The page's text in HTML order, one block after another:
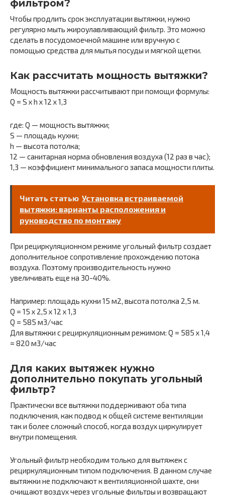
фильтром?
Чтобы продлить срок эксплуатации вытяжки, нужно
регулярно мыть жироулавливающий фильтр. Это можно
сделать в посудомоечной машине или вручную с
помощью средства для мытья посуды и мягкой щетки.
Как рассчитать мощность вытяжки?
Мощность вытяжки рассчитывают при помощи формулы:
Q = S x h x 12 x 1,3
где: Q — мощность вытяжки;
S — площадь кухни;
h — высота потолка;
12 — санитарная норма обновления воздуха (12 раз в час);
1,3 — коэффициент минимального запаса мощности плиты.
Читать статью Установка встраиваемой
вытяжки: варианты расположения и
руководство по монтажу
При рециркуляционном режиме угольный фильтр создает
дополнительное сопротивление прохождению потока
воздуха. Поэтому производительность нужно
увеличивать еще на 30-40%.
Например: площадь кухни 15 м2, высота потолка 2,5 м.
Q = 15 x 2,5 x 12 x 1,3
Q = 585 м3/час
Для вытяжки с рециркуляционным режимом: Q = 585 x 1,4
= 820 м3/час
Для каких вытяжек нужно
дополнительно покупать угольный
фильтр?
Практически все вытяжки поддерживают оба типа
подключения, как подвод к общей системе вентиляции
так и более сложный способ, когда воздух циркулирует
внутри помещения.
Угольный фильтр необходим только для вытяжек с
рециркуляционным типом подключения. В данном случае
вытяжки не подключают к вентиляционной шахте, они
очищают воздух через угольные фильтры и возвращают